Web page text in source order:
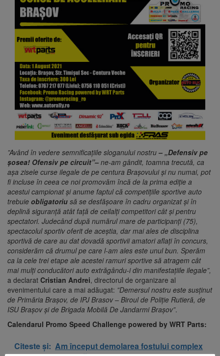
”Având în vedere semnificațiile sloganului nostru – „Defensiv pe
șosea! Ofensiv pe circuit”– ne-am gândit, toamna trecută, ca
așa zisele curse ilegale de pe centura Brașovului și nu numai, pot
fi incluse în ceea ce noi promovăm încă de la prima ediție a
acestui campionat și anume faptul că competițiile sportive auto
trebuie obligatoriu să se desfășoare în cadru organizat și în
deplină siguranță atât față de ceilalți competitori cât și pentru
spectatori. Judecând după numărul mare de participanți (75),
spectacolul sportiv oferit de aceștia, dar mai ales de disciplina
sportivă de care au dat dovadă sportivii amatori aflați în concurs,
considerăm că drumul pe care l-am ales este unul bun. Sperăm
ca la cele trei etape ale acestei ramuri sportive să atragem cât
mai mulți conducători auto extrăgându-i din manifestațiile ilegale”,
a declarat Cristian Andrei, directorul de organizare al
evenimentului care a mai adăugat: ”Demersul nostru este susținut
de Primăria Brașov, de IPJ Brasov – Biroul de Poliție Rutieră, de
ISU Brașov și de Brigada Mobilă De Jandarmi Brașov”.
Calendarul Promo Speed Challenge powered by WRT Parts:
Citeste și: Am început demolarea fostului complex